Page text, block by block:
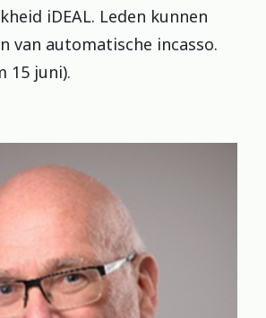
iDEAL. Leden kunnen
van automatische incasso.
15 juni).